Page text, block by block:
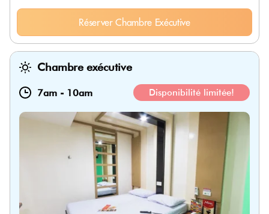
Réserver Chambre Exécutive
Chambre exécutive
7am - 10am Disponibilité limitée!